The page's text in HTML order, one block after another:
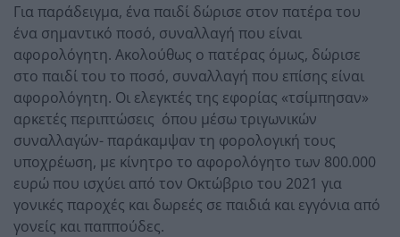
Για παράδειγμα, ένα παιδί δώρισε στον πατέρα του
ένα σημαντικό ποσό, συναλλαγή που είναι
αφορολόγητη. Ακολούθως ο πατέρας όμως, δώρισε
στο παιδί του το ποσό, συναλλαγή που επίσης είναι
αφορολόγητη. Οι ελεγκτές της εφορίας «τσίμπησαν»
αρκετές περιπτώσεις όπου μέσω τριγωνικών
συναλλαγών- παράκαμψαν τη φορολογική τους
υποχρέωση, με κίνητρο το αφορολόγητο των 800.000
ευρώ που ισχύει από τον Οκτώβριο του 2021 για
γονικές παροχές και δωρεές σε παιδιά και εγγόνια από
γονείς και παππούδες.